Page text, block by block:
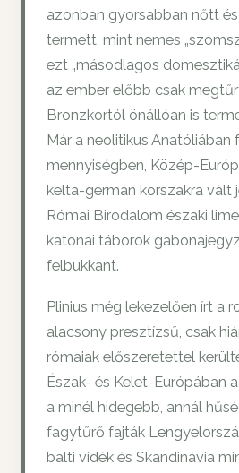
azonban gyorsabban nőtt
termett, mint nemes
ezt „másodlagos
az ember előbb csak
Bronzkortól önállóan is
Már a neolitikus Anatóliában
mennyiségben, Közép-
kelta-germán korszakra vált
Római Birodalom északi
katonai táborok
felbukkant.
Plinius még lekezelően írt a
alacsony presztízsű, csak
rómaiak előszeretettel
Észak- és Kelet-Európában
a minél hidegebb, annál
fagytűrő fajták
balti vidék és Skandinávia